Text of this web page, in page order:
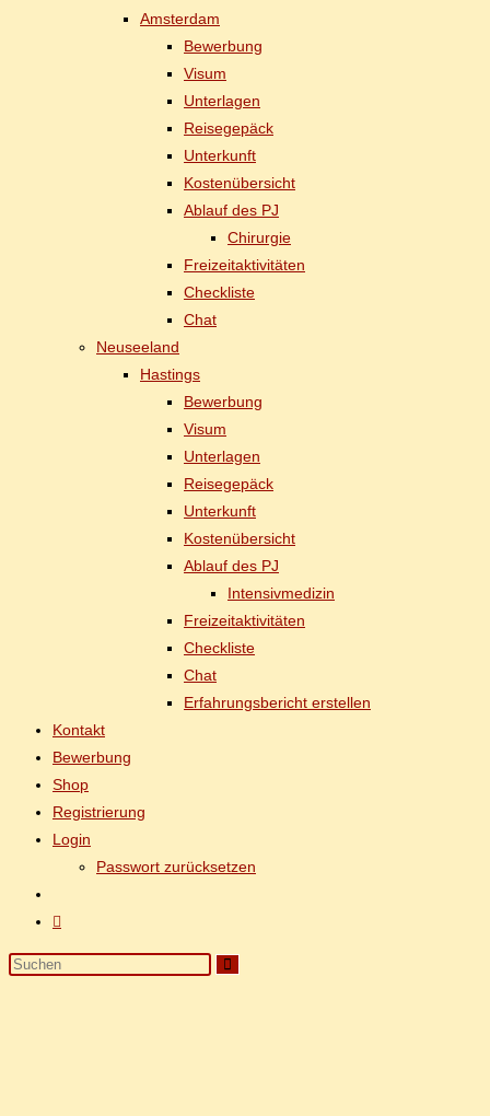
Ams­ter­dam
Be­wer­bung
Vi­sum
Un­ter­la­gen
Rei­se­ge­päck
Un­ter­kunft
Kos­ten­über­sicht
Ab­lauf des PJ
Chir­ur­gie
Frei­zeit­ak­ti­vi­tä­ten
Check­lis­te
Chat
Neu­see­land
Has­tings
Be­wer­bung
Vi­sum
Un­ter­la­gen
Rei­se­ge­päck
Un­ter­kunft
Kos­ten­über­sicht
Ab­lauf des PJ
In­ten­siv­me­di­zin
Frei­zeit­ak­ti­vi­tä­ten
Check­lis­te
Chat
Er­fah­rungs­be­richt erstellen
Kon­takt
Be­wer­bung
Shop
Re­gis­trie­rung
Log­in
Pass­wort zurücksetzen